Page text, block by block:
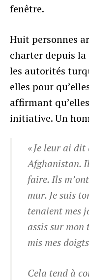
fenêtre.
Huit personnes
charter depuis
les autorités
elles pour
affirmant
initiative. Un
« Je leur ai dit
Afghanistan.
faire. Ils
mur. Je suis
tenaient mes
assis sur mon
mis mes
Cela tend à